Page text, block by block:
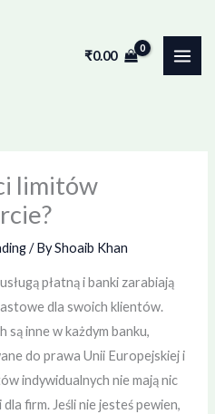
₹0.00
limitów
/ ByShoaib Khan
płatną i banki zarabiają
dla swoich klientów.
inne w każdym banku,
do prawa Unii Europejskiej i
indywidualnych nie mają nic
firm. Jeśli nie jesteś pewien,